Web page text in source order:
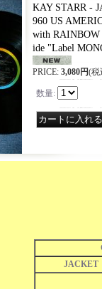
KAY STARR -
960 US
with RAINBOW
ide "Label
PRICE: 3,080円(税
数量:
JACKET